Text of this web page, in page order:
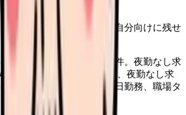
トを、同僚やあとで読む自分向けに残せ
転職する前に確認する条件。夜勤なし求
へ転職したい看護師向けに、夜勤なし求
、残業、オンコール、土日勤務、職場タ